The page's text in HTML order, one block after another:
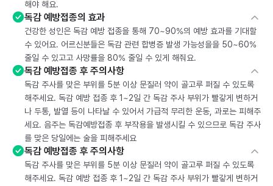
해야 해요.
독감 예방접종의 효과
건강한 성인은 독감 예방 접종을 통해 70~90%의 예방 효과를 기대할
수 있어요. 어르신분들은 독감 관련 합병증 발생 가능성을을 50~60%
줄일 수 있고고 사망률을 80% 줄일 수 있게 해줘요.
독감 예방접종 후 주의사항
독감 주사를 맞은 부위를 5분 이상 문질러 약이 골고루 퍼질 수 있도록
해주세요. 독감 예방 접종 후 1~2일 간 독감 주사 부위가 빨갛게 변하거
나 두통, 발열 등이 나타날 수 있어서 가급적 무리한 운동, 과로는 피해주
세요. 음주는 독감예방접종 후 부작용을 발생시킬 수 있으므로 독감 주사
를 맞은 당일에는 술을 피해주세요
독감 예방접종 후 주의사항
독감 주사를 맞은 부위를 5분 이상 문질러 약이 골고루 퍼질 수 있도록
해주세요. 독감 예방 접종 후 1~2일 간 독감 주사 부위가 빨갛게 변하거